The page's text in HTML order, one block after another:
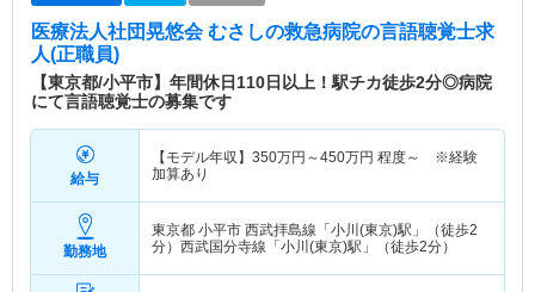
医療法人社団晃悠会 むさしの救急病院の言語聴覚士求
人(正職員)
【東京都/小平市】年間休日110日以上！駅チカ徒歩2分◎病院
にて言語聴覚士の募集です
給与
【モデル年収】 350万円～450万円 程度～ ※経験
加算あり
勤務地
東京都 小平市 西武拝島線「小川(東京)駅」（徒歩2
分）西武国分寺線「小川(東京)駅」（徒歩2分）